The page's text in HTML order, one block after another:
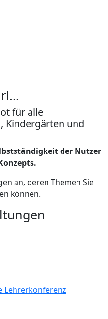
für alle
Kindergärten und
der Nutzer
an, deren Themen Sie
können.
Lehrerkonferenz